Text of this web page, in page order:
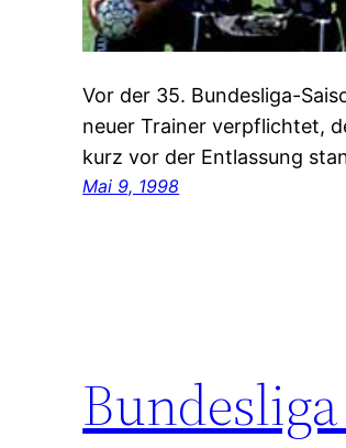
Vor der 35. Bundesliga-
neuer Trainer verpflichtet,
kurz vor der Entlassung
Mai 9, 1998